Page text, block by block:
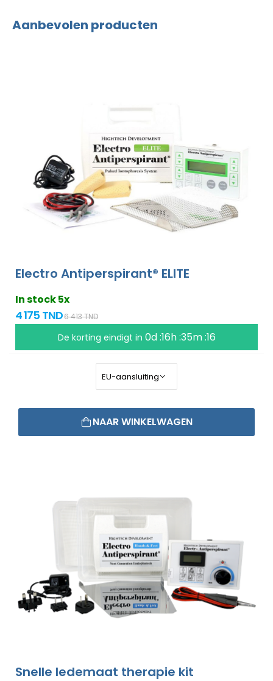
Aanbevolen producten
Electro Antiperspirant® ELITE
In stock 5x
4 175 TND6 413 TND
De korting eindigt in 0d :16h :35m :15
NAAR WINKELWAGEN
Snelle ledemaat therapie kit